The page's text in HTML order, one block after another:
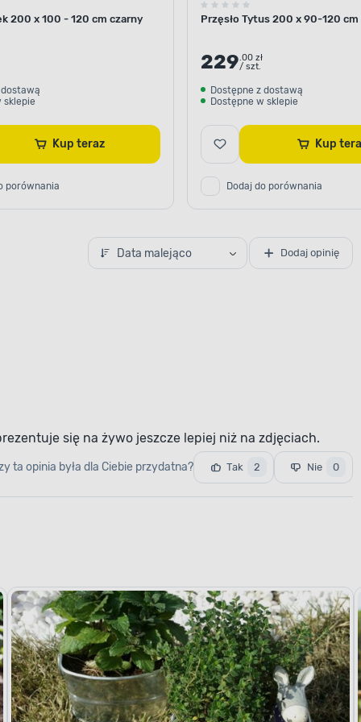
200 x 100 - 120 cm czarny
sklepie
Kup teraz
porównania
Przęsło Tytus 200 x 90-120 cm
229.00 zł
/ szt.
Dostępne z dostawą
Dostępne w sklepie
Kup
Dodaj do porównania
Data malejąco Dodaj opinię
się na żywo jeszcze lepiej niż na zdjęciach.
ta opinia była dla Ciebie przydatna? Tak 2 Nie 0